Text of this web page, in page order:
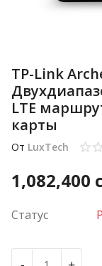
Регистрация
TP-Link
LTE
карты
От LuxTech
1,082,400
Статус